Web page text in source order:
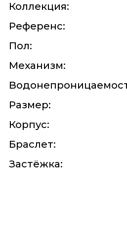
Коллекция:
Референс:
Пол:
Механизм:
Размер:
Корпус:
Браслет:
Застёжка: